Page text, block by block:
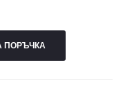
ПОРЪЧКА